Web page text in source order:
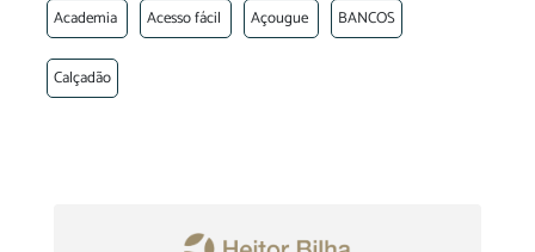
Academia Acesso fácil Açougue BANCOS
Calçadão